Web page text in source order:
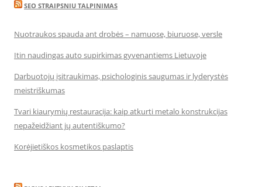
SEO STRAIPSNIU TALPINIMAS
Nuotraukos spauda ant drobės – namuose, biuruose, versle
Itin naudingas auto supirkimas gyvenantiems Lietuvoje
Darbuotojų įsitraukimas, psichologinis saugumas ir lyderystės
meistriškumas
Tvari kiaurymių restauracija: kaip atkurti metalo konstrukcijas
nepažeidžiant jų autentiškumo?
Korėjietiškos kosmetikos paslaptis